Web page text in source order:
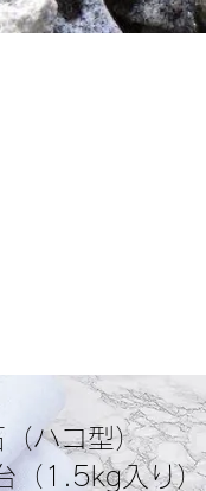
（ハコ型）
（1.5kg入り）